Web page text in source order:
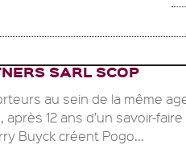
SARL SCOP
au sein de la même
12 ans d’un savoir-
Buyck créent Pogo...